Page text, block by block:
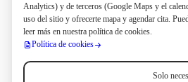
Analytics) y de terceros (Google Maps y el
uso del sitio y ofrecerte mapa y agendar cita.
leer más en nuestra política de cookies.
Política de cookies
Solo